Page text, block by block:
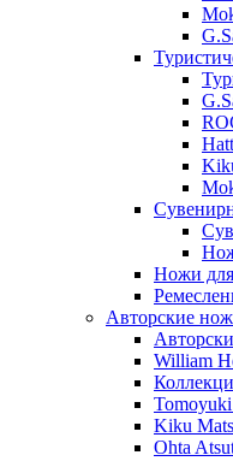
Ножи
Авторские
William
Kiku
Ohta